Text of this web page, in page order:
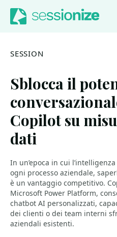
Jump to navigation
Jump to content
SESSION
Sblocca il
Copilot su
dati
In un’epoca in cui
ogni processo aziendale,
è un vantaggio competitivo.
Microsoft Power Platform,
chatbot AI personalizzati,
dei clienti o dei team interni
aziendali esistenti.